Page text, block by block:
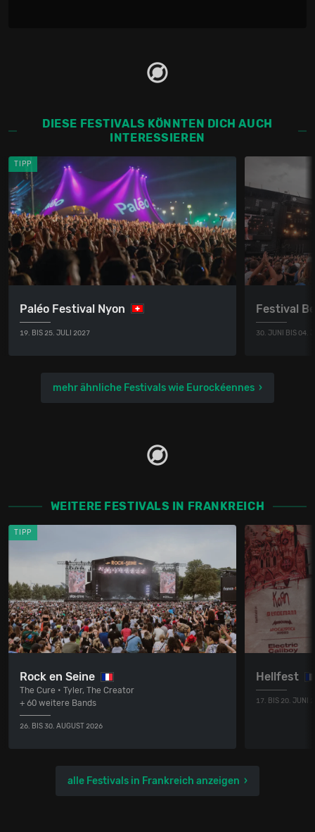
DIESE FESTIVALS KÖNNTEN DICH AUCH
INTERESSIEREN
TIPP
Paléo Festival Nyon
19. BIS 25. JULI 2027
Festival
30. JUNI BIS 04.
mehr ähnliche Festivals wie Eurockéennes
WEITERE FESTIVALS IN FRANKREICH
TIPP
Rock en Seine
The Cure • Tyler, The Creator
+ 60 weitere Bands
26. BIS 30. AUGUST 2026
Hellfest
17. BIS 20. JUNI
alle Festivals in Frankreich anzeigen